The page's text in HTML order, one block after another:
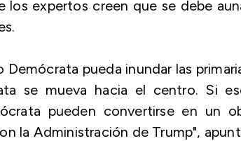
los expertos creen que se debe
pueda inundar las
se mueva hacia el centro. Si
pueden convertirse en un
la Administración de Trump",